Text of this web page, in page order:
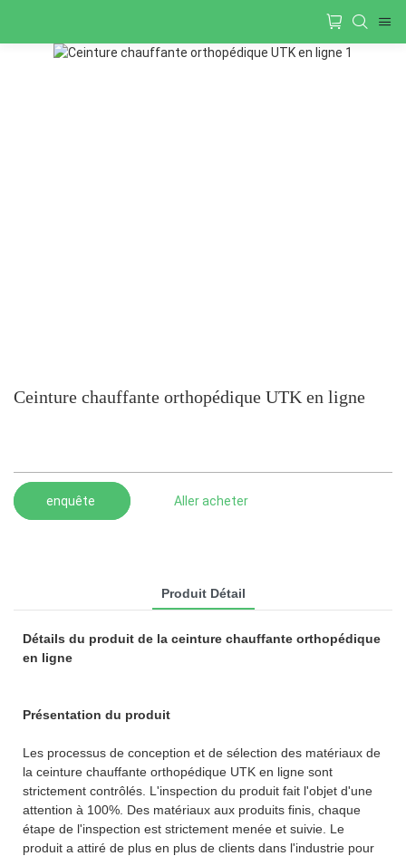
Ceinture chauffante orthopédique UTK en ligne
enquête Aller acheter
Produit Détail
Détails du produit de la ceinture chauffante orthopédique
en ligne
Présentation du produit
Les processus de conception et de sélection des matériaux de
la ceinture chauffante orthopédique UTK en ligne sont
strictement contrôlés. L'inspection du produit fait l'objet d'une
attention à 100%. Des matériaux aux produits finis, chaque
étape de l'inspection est strictement menée et suivie. Le
produit a attiré de plus en plus de clients dans l'industrie pour